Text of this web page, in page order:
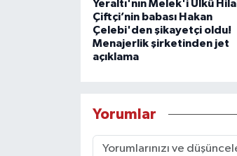
Yeraltı'nın Melek'i Ülkü Hilal
Çiftçi’nin babası Hakan
Çelebi'den şikayetçi oldu!
Menajerlik şirketinden jet
açıklama
Yorumlar